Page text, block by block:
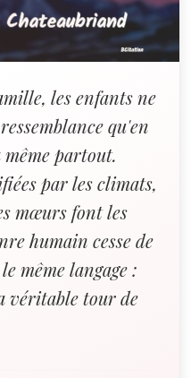
les enfants ne
qu'en
partout.
par les climats,
mœurs font les
humain cesse de
même langage :
véritable tour de